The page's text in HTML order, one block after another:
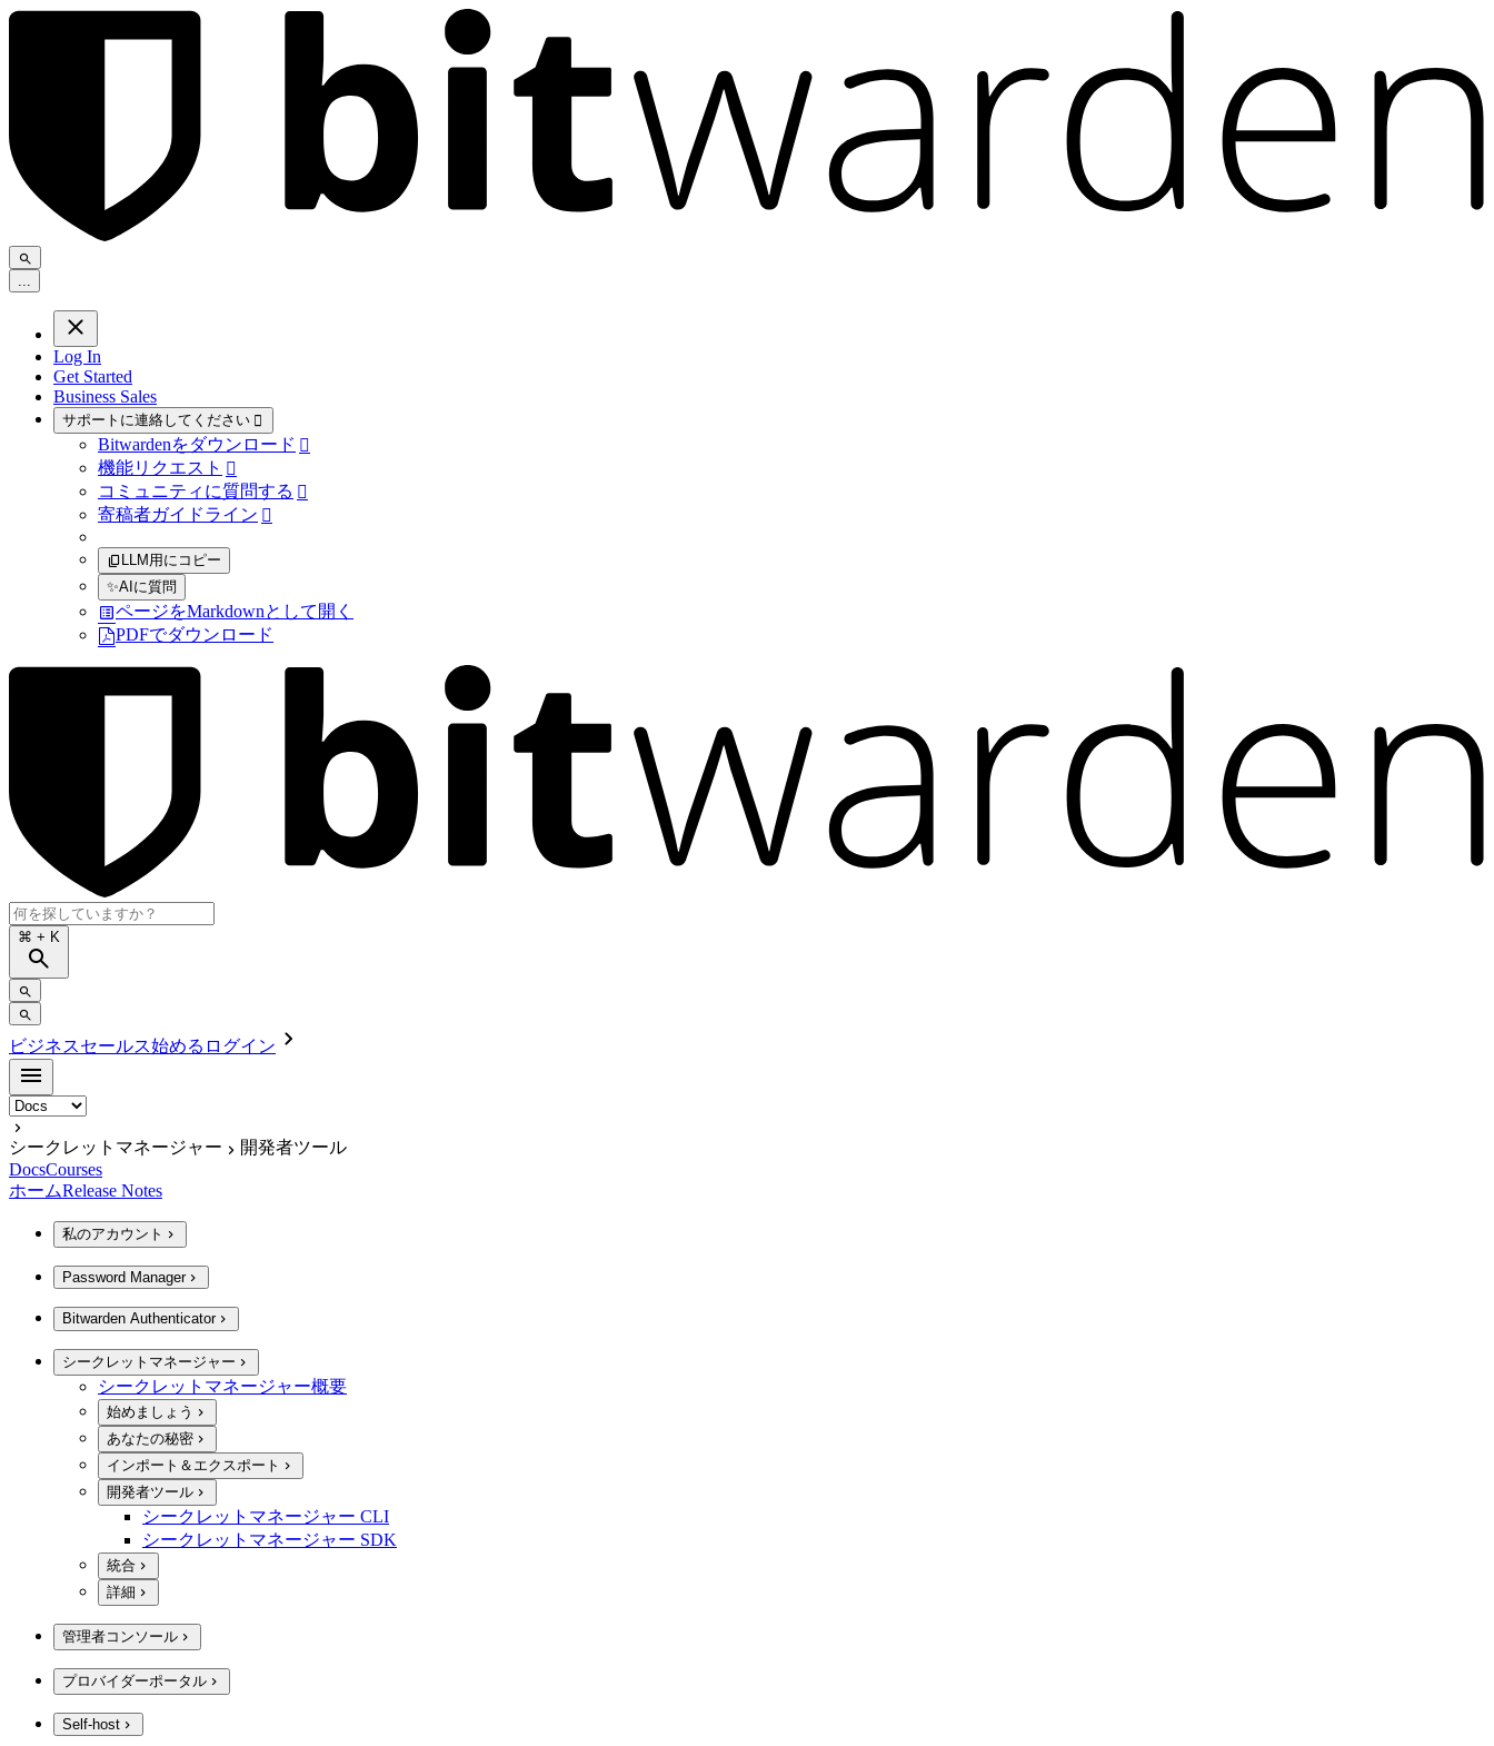
Log In
Get Started
Business Sales
サポートに連絡してください 
Bitwardenをダウンロード 
機能リクエスト 
コミュニティに質問する 
寄稿者ガイドライン 
LLM用にコピー
✨AIに質問
ページをMarkdownとして開く
PDFでダウンロード
⌘ + K
ビジネスセールス始める ログイン
シークレットマネージャー
開発者ツール
DocsCourses
ホームRelease Notes
私のアカウント
Password Manager
Bitwarden Authenticator
シークレットマネージャー
シークレットマネージャー概要
始めましょう
あなたの秘密
インポート＆エクスポート
開発者ツール
シークレットマネージャー CLI
シークレットマネージャー SDK
統合
詳細
管理者コンソール
プロバイダーポータル
Self-host